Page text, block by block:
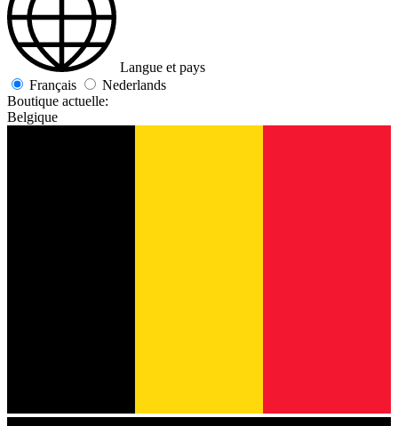
Langue et pays
Français
Nederlands
Boutique actuelle:
Belgique